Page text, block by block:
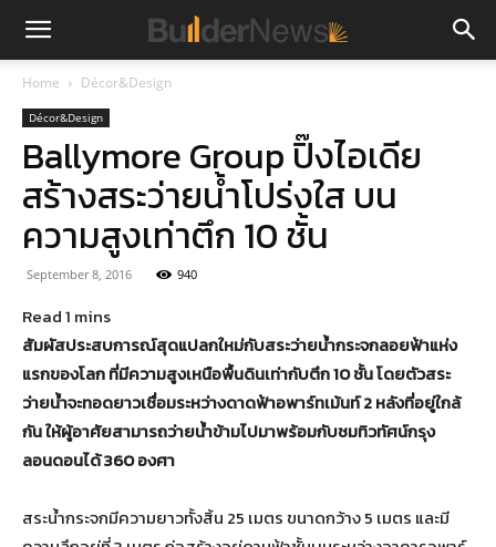
Home Décor&Design
Décor&Design
Ballymore Group ปิ๊งไอเดีย
สร้างสระว่ายน้ำโปร่งใส บน
ความสูงเท่าตึก 10 ชั้น
September 8, 2016 940
สัมผัสประสบการณ์สุดแปลกใหม่กับสระว่ายน้ำกระจกลอยฟ้าแห่ง
แรกของโลก ที่มีความสูงเหนือพื้นดินเท่ากับตึก 10 ชั้น โดยตัวสระ
ว่ายน้ำจะทอดยาวเชื่อมระหว่างดาดฟ้าอพาร์ทเม้นท์ 2 หลังที่อยู่ใกล้
กัน ให้ผู้อาศัยสามารถว่ายน้ำข้ามไปมาพร้อมกับชมทิวทัศน์กรุง
ลอนดอนได้ 360 องศา
สระน้ำกระจกมีความยาวทั้งสิ้น 25 เมตร ขนาดกว้าง 5 เมตร และมี